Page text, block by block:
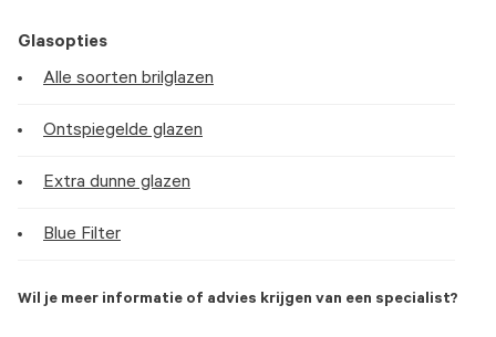
Glasopties
Alle soorten brilglazen
Ontspiegelde glazen
Extra dunne glazen
Blue Filter
Wil je meer informatie of advies krijgen van een specialist?